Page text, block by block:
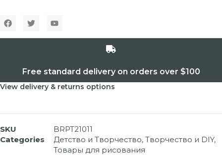
Free standard delivery on orders over $100
View delivery & returns options
SKU
BRPT21011
Categories
Детство и Творчество, Творчество и DIY,
Товары для рисования